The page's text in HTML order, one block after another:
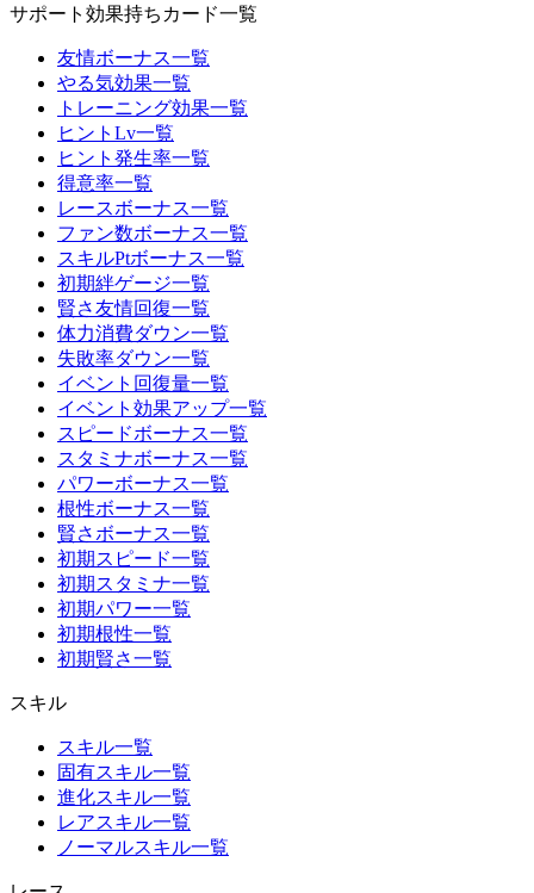
サポート効果持ちカード一覧
友情ボーナス一覧
やる気効果一覧
トレーニング効果一覧
ヒントLv一覧
ヒント発生率一覧
得意率一覧
レースボーナス一覧
ファン数ボーナス一覧
スキルPtボーナス一覧
初期絆ゲージ一覧
賢さ友情回復一覧
体力消費ダウン一覧
失敗率ダウン一覧
イベント回復量一覧
イベント効果アップ一覧
スピードボーナス一覧
スタミナボーナス一覧
パワーボーナス一覧
根性ボーナス一覧
賢さボーナス一覧
初期スピード一覧
初期スタミナ一覧
初期パワー一覧
初期根性一覧
初期賢さ一覧
スキル
スキル一覧
固有スキル一覧
進化スキル一覧
レアスキル一覧
ノーマルスキル一覧